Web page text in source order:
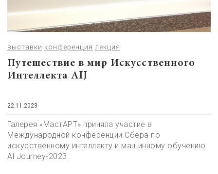
Путешествие в мир Искусственного
Интеллекта AIJ
выставки конференция лекция
22.11.2023
Галерея «МастАРТ» приняла участие в
Международной конференции Сбера по
искусственному интеллекту и машинному обучению
Al Journey-2023.